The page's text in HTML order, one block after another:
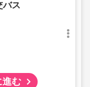
バス
進む